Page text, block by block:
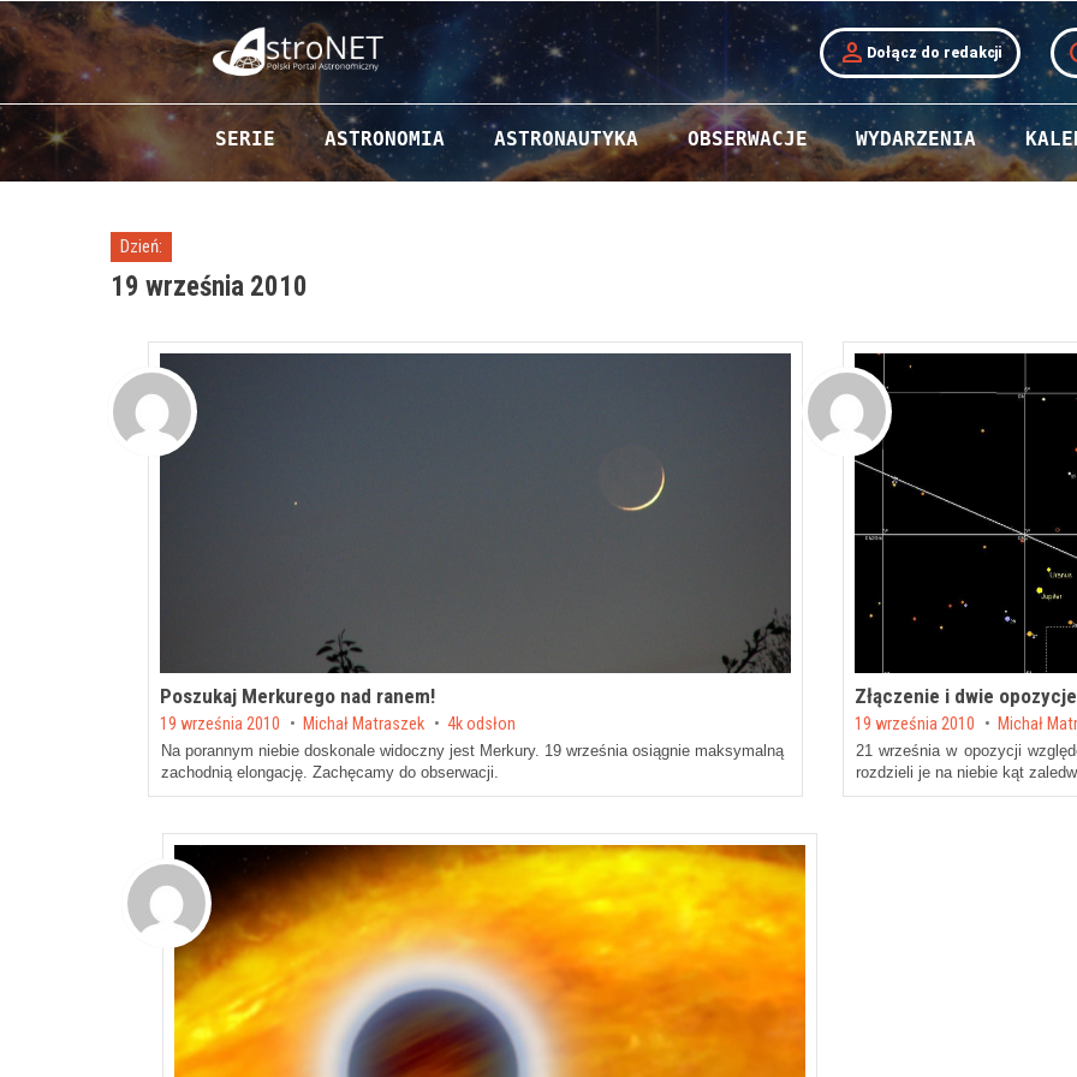
person Dołącz do redakcji
Przejdź do zawartości
SERIE ASTRONOMIA ASTRONAUTYKA OBSERWACJE WYDARZENIA
Dzień:
19 września 2010
Poszukaj Merkurego nad ranem!
Posted on
19 września 2010 by Michał Matraszek 4k odsłon
Na porannym niebie doskonale widoczny jest Merkury. 19 września osiągnie maksymalną
zachodnią elongację. Zachęcamy do obserwacji.
Złączenie i dwie opozycje
Posted on
19 września 2010 by Michał
21 września w opozycji
rozdzieli je na niebie kąt